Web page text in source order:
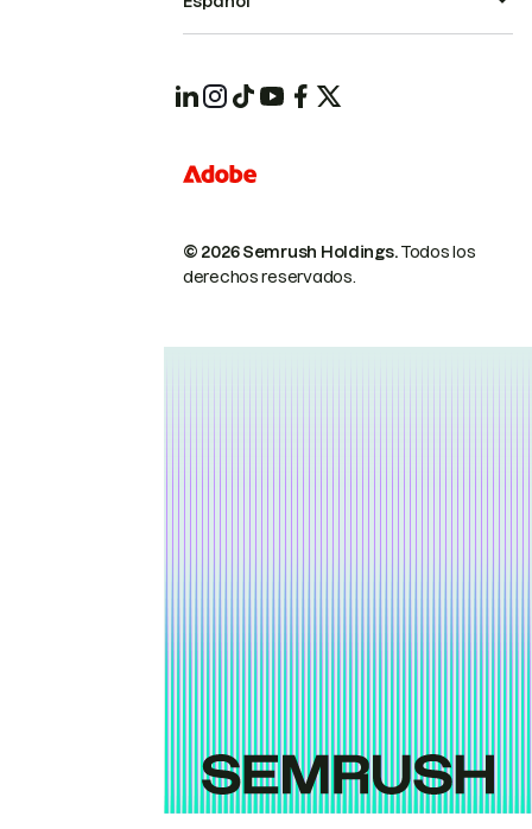
© 2026 Semrush Holdings.Todos los
derechos reservados.